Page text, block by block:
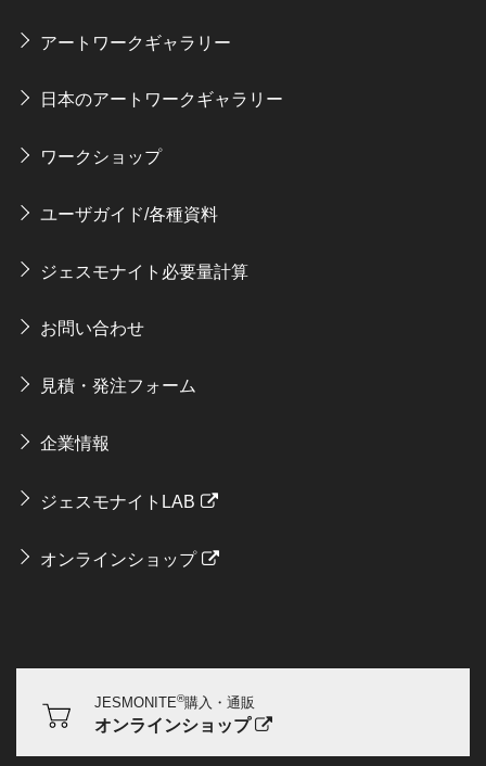
アートワークギャラリー
日本のアートワークギャラリー
ワークショップ
ユーザガイド/各種資料
ジェスモナイト必要量計算
お問い合わせ
見積・発注フォーム
企業情報
ジェスモナイトLAB
オンラインショップ
JESMONITE®購入・通販
オンラインショップ